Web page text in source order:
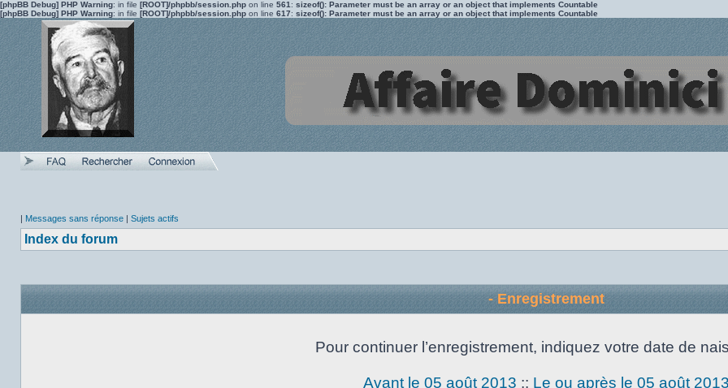
[phpBB Debug] PHP Warning: in file [ROOT]/phpbb/session.php on line 561 : sizeof(): Parameter must be an array or an object that implements Countable
[phpBB Debug] PHP Warning: in file [ROOT]/phpbb/session.php on line 617: sizeof(): Parameter must be an array or an object that implements Countable
| Messages sans réponse | Sujets actifs
Index du forum
- Enregistrement
Pour continuer l’enregistrement, indiquez votre date de
Avant le 05 août 2013 :: Le ou après le 05 août